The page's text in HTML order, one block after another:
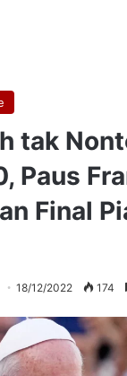
tak
Paus
Final
18/12/2022 174